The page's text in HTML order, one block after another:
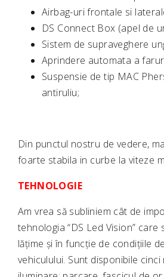
Airbag-uri frontale si
DS Connect Box (apel de
Sistem de supraveghere
Aprindere automata a
Suspensie de tip MAC
antiruliu;
Din punctul nostru de vedere,
foarte stabila in curbe la viteze
TEHNOLOGIE
Am vrea să subliniem cât de
tehnologia “DS Led Vision” care
lățime și în funcție de condițiile
vehiculului. Sunt disponibile